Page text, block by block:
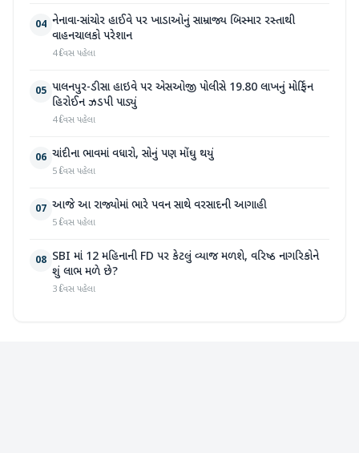
04 નેનાવા-સાંચોર હાઈવે પર ખાડાઓનું સામ્રાજ્ય બિસ્માર રસ્તાથી
વાહનચાલકો પરેશાન
4 દિવસ પહેલા
05 પાલનપુર-ડીસા હાઇવે પર એસઓજી પોલીસે 19.80 લાખનું મોર્ફિન
હિરોઈન ઝડપી પાડ્યું
4 દિવસ પહેલા
06 ચાંદીના ભાવમાં વધારો, સોનું પણ મોંઘુ થયું
5 દિવસ પહેલા
07 આજે આ રાજ્યોમાં ભારે પવન સાથે વરસાદની આગાહી
5 દિવસ પહેલા
08 SBI માં 12 મહિનાની FD પર કેટલું વ્યાજ મળશે, વરિષ્ઠ નાગરિકોને
શું લાભ મળે છે?
3 દિવસ પહેલા